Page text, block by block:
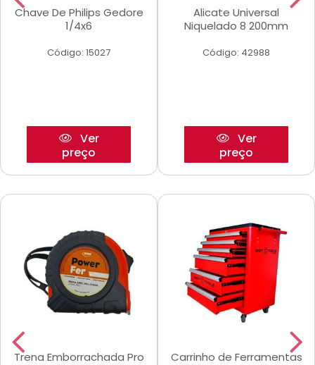
Chave De Philips Gedore
1/4x6
Código: 15027
Ver
preço
Alicate Universal
Niquelado 8 200mm
Código: 42988
Ver
preço
Trena Emborrachada Pro
Carrinho de Ferramentas